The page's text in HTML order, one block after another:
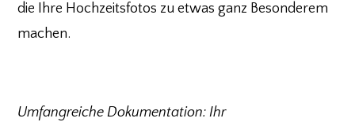
die Ihre Hochzeitsfotos zu etwas ganz Besonderem
machen.
Umfangreiche Dokumentation: Ihr